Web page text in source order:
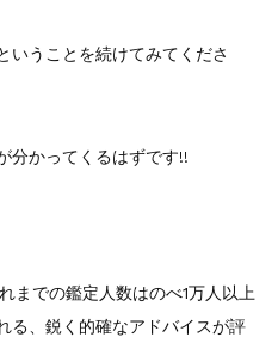
いうことを続けてみてくださ
分かってくるはずです!!
までの鑑定人数はのべ1万人以上
る、鋭く的確なアドバイスが評